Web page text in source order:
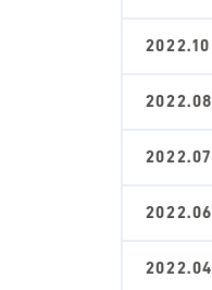
2022.10
2022.08
2022.07
2022.06
2022.04